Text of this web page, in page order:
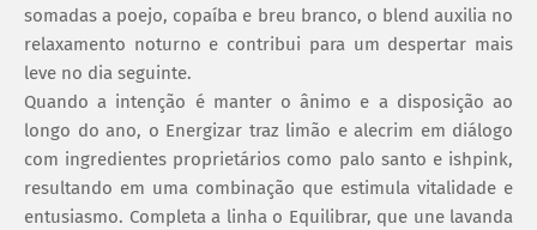
somadas a poejo, copaíba e breu branco, o blend auxilia no
relaxamento noturno e contribui para um despertar mais
leve no dia seguinte.
Quando a intenção é manter o ânimo e a disposição ao
longo do ano, o Energizar traz limão e alecrim em diálogo
com ingredientes proprietários como palo santo e ishpink,
resultando em uma combinação que estimula vitalidade e
entusiasmo. Completa a linha o Equilibrar, que une lavanda